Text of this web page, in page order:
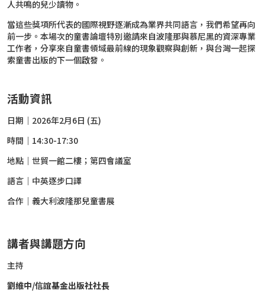
人共鳴的兒少讀物。
當這些獎項所代表的國際視野逐漸成為業界共同語言，我們希望再向
前一步。本場次的童書論壇特別邀請來自波隆那與慕尼黑的資深專業
工作者，分享來自童書領域最前線的現象觀察與創新，與台灣一起探
索童書出版的下一個啟發。
活動資訊
日期｜2026年2月6日 (五)
時間｜14:30-17:30
地點｜世貿一館二樓；第四會議室
語言｜中英逐步口譯
合作｜義大利波隆那兒童書展
講者與講題方向
主持
劉維中/信誼基金出版社社長